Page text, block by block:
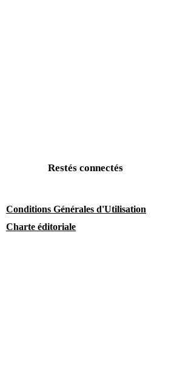
Restés connectés
Conditions Générales d'Utilisation
Charte éditoriale